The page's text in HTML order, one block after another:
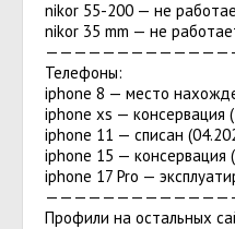
nikor 55-200 — не
nikor 35 mm — не
Телефоны:
iphone 8 — место
iphone xs — консервация
iphone 11 — списан
iphone 15 — консервация
iphone 17 Pro —
Профили на остальных